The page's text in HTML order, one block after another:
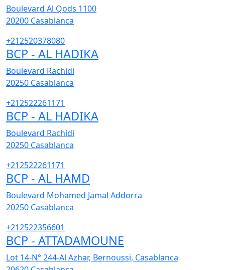
Boulevard Al Qods 1100
20200 Casablanca
+212520378080
BCP - AL HADIKA
Boulevard Rachidi
20250 Casablanca
+212522261171
BCP - AL HADIKA
Boulevard Rachidi
20250 Casablanca
+212522261171
BCP - AL HAMD
Boulevard Mohamed Jamal Addorra
20250 Casablanca
+212522356601
BCP - ATTADAMOUNE
Lot 14-N° 244-Al Azhar, Bernoussi, Casablanca